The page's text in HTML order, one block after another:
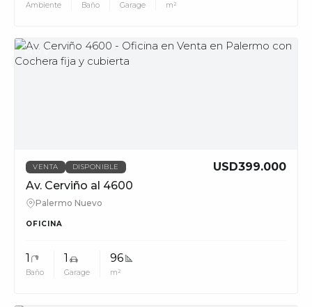
Ambiente Baño Garage m²
MUV
VENTA DISPONIBLE
USD399.000
Av. Cerviño al 4600
Palermo Nuevo
OFICINA
1
Baño
1
Garage
96
m²